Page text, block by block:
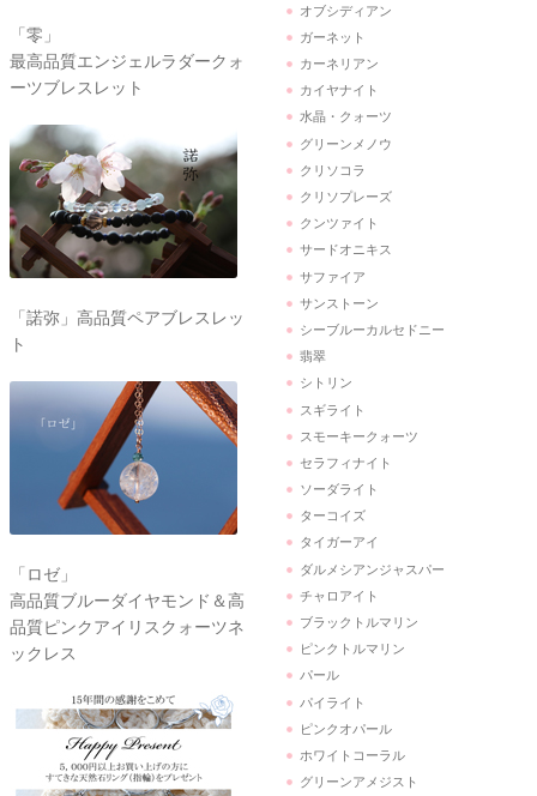
「零」
最高品質エンジェルラダークォ
ーツブレスレット
「諾弥」高品質ペアブレスレッ
ト
「ロゼ」
高品質ブルーダイヤモンド＆高
品質ピンクアイリスクォーツネ
ックレス
オブシディアン
ガーネット
カーネリアン
カイヤナイト
水晶・クォーツ
グリーンメノウ
クリソコラ
クリソプレーズ
クンツァイト
サードオニキス
サファイア
サンストーン
シーブルーカルセドニー
翡翠
シトリン
スギライト
スモーキークォーツ
セラフィナイト
ソーダライト
ターコイズ
タイガーアイ
ダルメシアンジャスパー
チャロアイト
ブラックトルマリン
ピンクトルマリン
パール
パイライト
ピンクオパール
ホワイトコーラル
グリーンアメジスト